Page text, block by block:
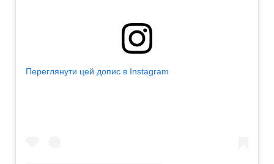
Переглянути цей допис в Instagram